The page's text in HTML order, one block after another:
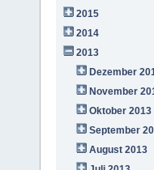
2015
2014
2013
Dezember
November
Oktober 2013
September
August 2013